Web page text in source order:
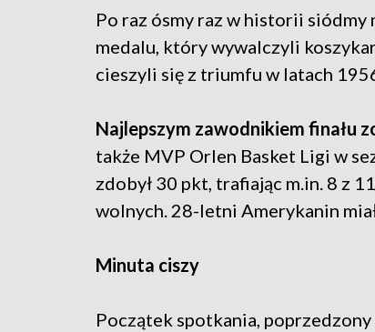
Po raz ósmy raz w historii siódmy
medalu, który wywalczyli
cieszyli się z triumfu w latach
Najlepszym zawodnikiem finału
także MVP Orlen Basket Ligi w
zdobył 30 pkt, trafiając m.in. 8 z
wolnych. 28-letni Amerykanin
Minuta ciszy
Początek spotkania,